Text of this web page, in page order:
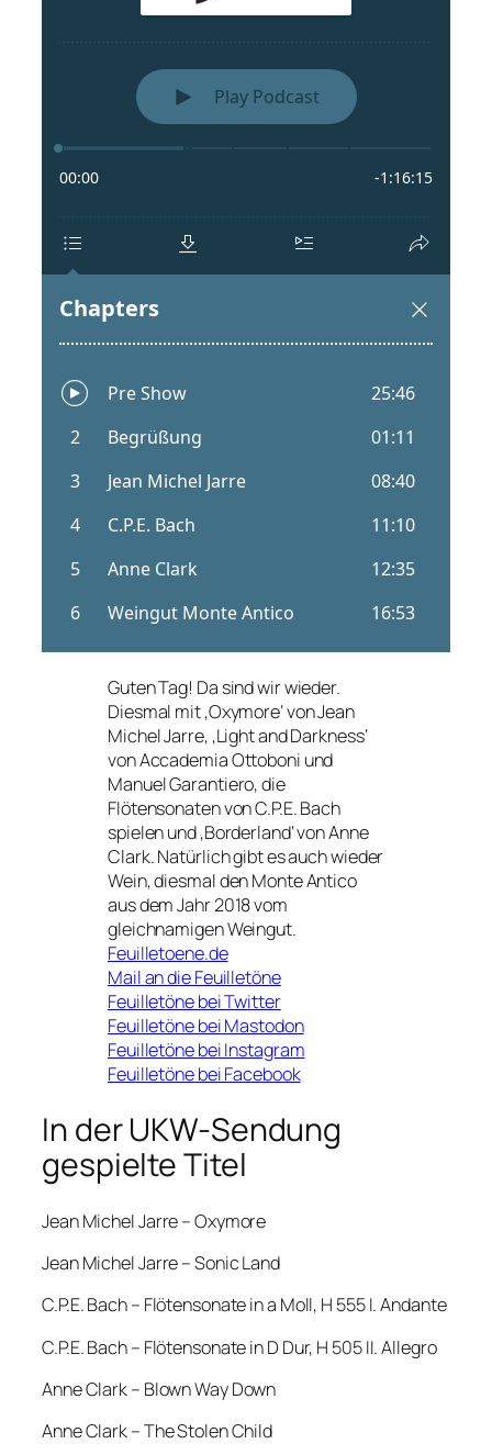
Guten Tag! Da sind wir wieder.
Diesmal mit ‚Oxymore‘ von Jean
Michel Jarre, ‚Light and Darkness‘
von Accademia Ottoboni und
Manuel Garantiero, die
Flötensonaten von C.P.E. Bach
spielen und ‚Borderland‘ von Anne
Clark. Natürlich gibt es auch wieder
Wein, diesmal den Monte Antico
aus dem Jahr 2018 vom
gleichnamigen Weingut.
Feuilletoene.de
Mail an die Feuilletöne
Feuilletöne bei Twitter
Feuilletöne bei Mastodon
Feuilletöne bei Instagram
Feuilletöne bei Facebook
In der UKW-Sendung
gespielte Titel
Jean Michel Jarre – Oxymore
Jean Michel Jarre – Sonic Land
C.P.E. Bach – Flötensonate in a Moll, H 555 I. Andante
C.P.E. Bach – Flötensonate in D Dur, H 505 II. Allegro
Anne Clark – Blown Way Down
Anne Clark – The Stolen Child